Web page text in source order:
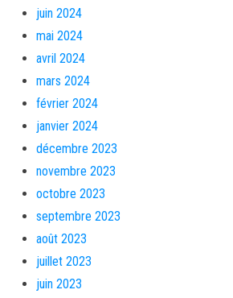
juin 2024
mai 2024
avril 2024
mars 2024
février 2024
janvier 2024
décembre 2023
novembre 2023
octobre 2023
septembre 2023
août 2023
juillet 2023
juin 2023